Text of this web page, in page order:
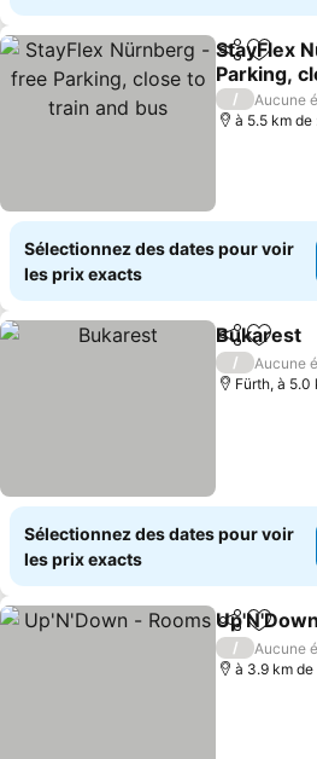
Partager
StayFlex
Parking,
bus
Consulter
/
Aucune
à 5.5 km
Sélectionnez des dates pour voir
les prix exacts
Partager
Bukarest
/
Aucune
Fürth, à 5.0
Sélectionnez des dates pour voir
les prix exacts
Partager
/
Aucune
à 3.9 km